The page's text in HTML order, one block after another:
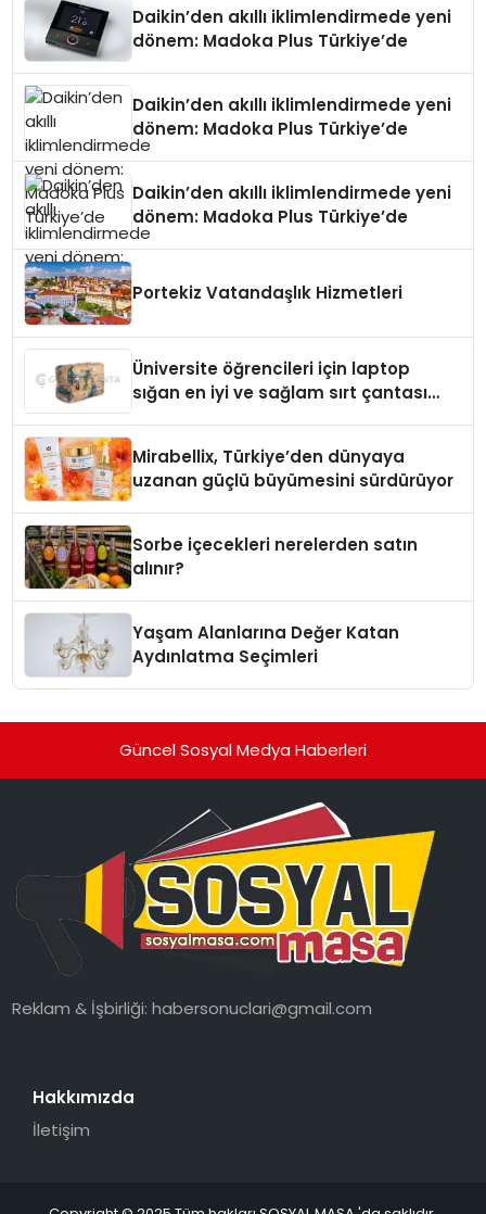
Daikin’den akıllı iklimlendirmede yeni
dönem: Madoka Plus Türkiye’de
Daikin’den akıllı iklimlendirmede yeni
dönem: Madoka Plus Türkiye’de
Daikin’den akıllı iklimlendirmede yeni
dönem: Madoka Plus Türkiye’de
Portekiz Vatandaşlık Hizmetleri
Üniversite öğrencileri için laptop
sığan en iyi ve sağlam sırt çantası
Mirabellix, Türkiye’den dünyaya
uzanan güçlü büyümesini sürdürüyor
Sorbe içecekleri nerelerden satın
alınır?
Yaşam Alanlarına Değer Katan
Aydınlatma Seçimleri
Güncel Sosyal Medya Haberleri
Reklam & İşbirliği:habersonuclari@gmail.com
Hakkımızda
İletişim